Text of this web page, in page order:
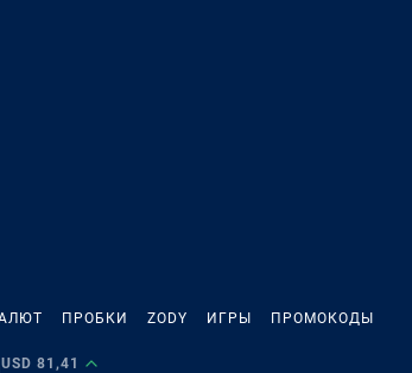
ПРОБКИ ZODY ИГРЫ ПРОМОКОДЫ
USD 81,41